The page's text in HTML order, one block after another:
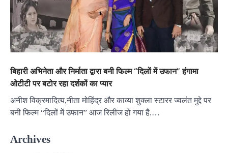
बिहारी अभिनेता और निर्माता द्वारा बनी फिल्म “दिलों में उफान” हंगामा
ओटीटी पर बटोर रहा दर्शकों का प्यार
अनीश विक्रमादित्य,नीता मोहिंद्र और काव्या शुक्ला स्टारर ज्वलंत मुद्दे पर
बनी फिल्म “दिलों में उफान” आज रिलीज हो गया है.…
Archives